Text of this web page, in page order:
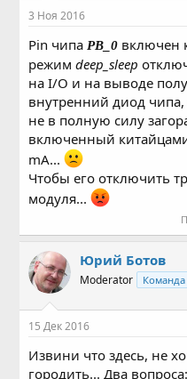
е
м
ы
л
3 Ноя 2016
Pin чипа PB_0 включен
режимdeep_sleep
на I/O и на выводе
внутренний диод
не в полную силу
включенный
mA...
Чтобы его отключить
модуля...
Юрий Ботов
Moderator
15 Дек 2016
Извини что здесь, не
городить... Два вопроса: